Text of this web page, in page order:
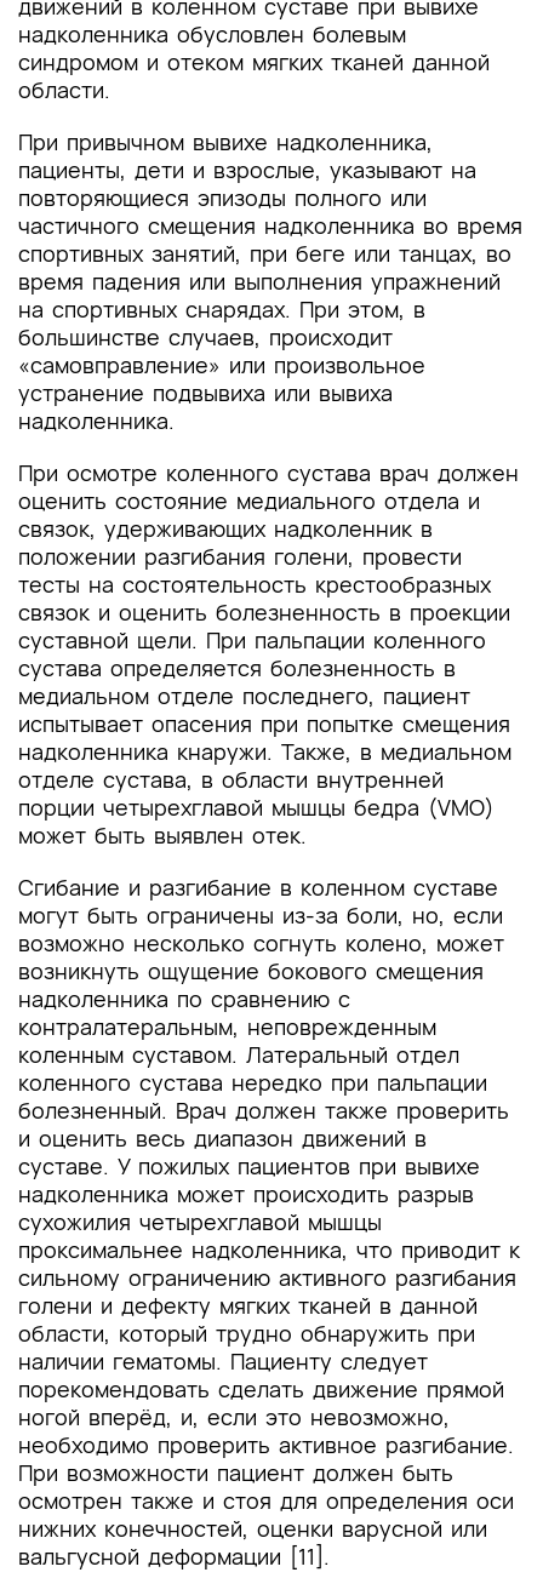
надколенника обусловлен болевым
синдромом и отеком мягких тканей данной
области.
При привычном вывихе надколенника,
пациенты, дети и взрослые, указывают на
повторяющиеся эпизоды полного или
частичного смещения надколенника во время
спортивных занятий, при беге или танцах, во
время падения или выполнения упражнений
на спортивных снарядах. При этом, в
большинстве случаев, происходит
«самовправление» или произвольное
устранение подвывиха или вывиха
надколенника.
При осмотре коленного сустава врач должен
оценить состояние медиального отдела и
связок, удерживающих надколенник в
положении разгибания голени, провести
тесты на состоятельность крестообразных
связок и оценить болезненность в проекции
суставной щели. При пальпации коленного
сустава определяется болезненность в
медиальном отделе последнего, пациент
испытывает опасения при попытке смещения
надколенника кнаружи. Также, в медиальном
отделе сустава, в области внутренней
порции четырехглавой мышцы бедра (VMO)
может быть выявлен отек.
Сгибание и разгибание в коленном суставе
могут быть ограничены из-за боли, но, если
возможно несколько согнуть колено, может
возникнуть ощущение бокового смещения
надколенника по сравнению с
контралатеральным, неповрежденным
коленным суставом. Латеральный отдел
коленного сустава нередко при пальпации
болезненный. Врач должен также проверить
и оценить весь диапазон движений в
суставе. У пожилых пациентов при вывихе
надколенника может происходить разрыв
сухожилия четырехглавой мышцы
проксимальнее надколенника, что приводит к
сильному ограничению активного разгибания
голени и дефекту мягких тканей в данной
области, который трудно обнаружить при
наличии гематомы. Пациенту следует
порекомендовать сделать движение прямой
ногой вперёд, и, если это невозможно,
необходимо проверить активное разгибание.
При возможности пациент должен быть
осмотрен также и стоя для определения оси
нижних конечностей, оценки варусной или
вальгусной деформации [11].